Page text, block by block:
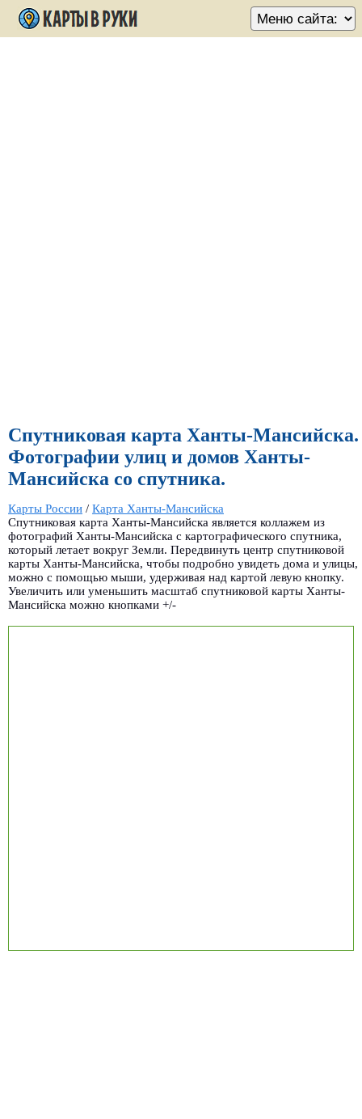
Спутниковая карта Ханты-Мансийска.
Фотографии улиц и домов Ханты-
Мансийска со спутника.
Карты России / Карта Ханты-Мансийска
Спутниковая карта Ханты-Мансийска является коллажем из
фотографий Ханты-Мансийска с картографического спутника,
который летает вокруг Земли. Передвинуть центр спутниковой
карты Ханты-Мансийска, чтобы подробно увидеть дома и улицы,
можно с помощью мыши, удерживая над картой левую кнопку.
Увеличить или уменьшить масштаб спутниковой карты Ханты-
Мансийска можно кнопками +/-